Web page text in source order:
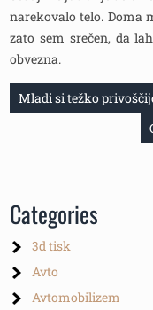
narekovalo telo. Doma
zato sem srečen, da
obvezna.
Navigacija
Mladi si težko
Categories
3d tisk
Avto
Avtomobilizem